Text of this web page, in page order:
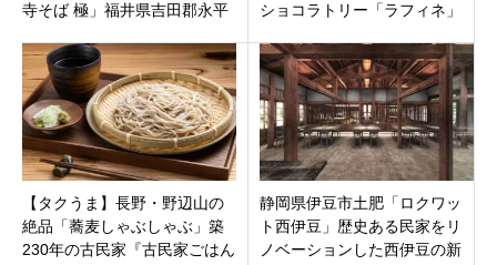
寺そば 極」福井県吉田郡永平
ショコラトリー「ラフィネ」
日オープン
【タクうま】長野・野辺山の
絶品「蕎麦しゃぶしゃぶ」築
230年の古民家『古民家ごはん
静岡県伊豆市土肥「ロクワッ
ト西伊豆」歴史ある民家をリ
ノベーションした西伊豆の新